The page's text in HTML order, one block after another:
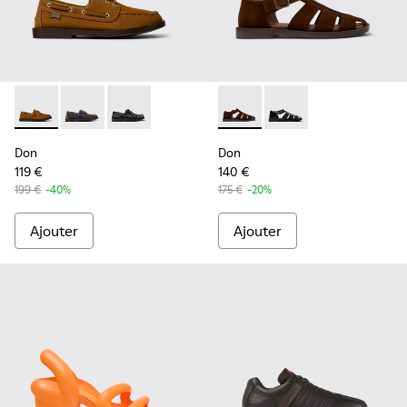
Don - K101013-005 - Mocassins bateau en cuir nubuck
Don - K101013-006 - Mocassins bateau en nubuck
Don - K101013-004
Don
119 €
199 € -40%
Ajouter
Don - K101011-004 -
Don - K101011-001
Don
140 €
175 € -20%
Ajouter